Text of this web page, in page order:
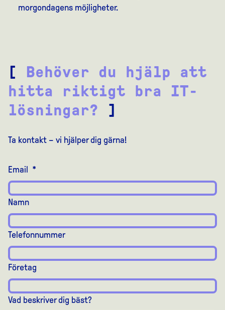
morgondagens möjligheter.
[ Behöver du hjälp att
hitta riktigt bra IT-
lösningar? ]
Ta kontakt – vi hjälper dig gärna!
Email *
Namn
Telefonnummer
Företag
Vad beskriver dig bäst?